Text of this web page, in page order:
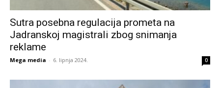
Sutra posebna regulacija prometa na
Jadranskoj magistrali zbog snimanja
reklame
Mega media - 6. lipnja 2024. 0